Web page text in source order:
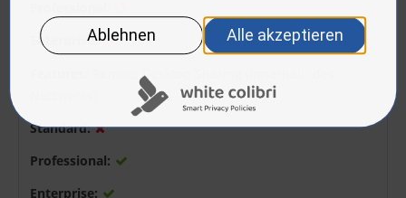
Remote Desktop Sharing (innerhalb des